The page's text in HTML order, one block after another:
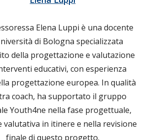
Elena Luppi è una docente
di Bologna specializzata
della progettazione e valutazione
educativi, con esperienza
progettazione europea. In qualità
coach, ha supportato il gruppo
Youth4ne nella fase progettuale,
valutativa in itinere e nella revisione
finale di questo progetto.